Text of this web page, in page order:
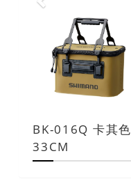
BK-016Q 卡其色
33CM